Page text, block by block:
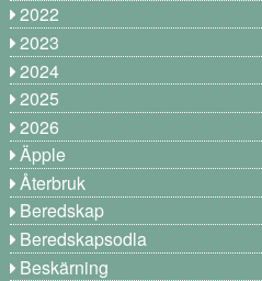
2022
2023
2024
2025
2026
Äpple
Återbruk
Beredskap
Beredskapsodla
Beskärning